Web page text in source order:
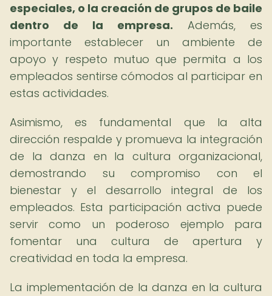
especiales, o la creación de grupos de baile
dentro de la empresa. Además, es
importante establecer un ambiente de
apoyo y respeto mutuo que permita a los
empleados sentirse cómodos al participar en
estas actividades.
Asimismo, es fundamental que la alta
dirección respalde y promueva la integración
de la danza en la cultura organizacional,
demostrando su compromiso con el
bienestar y el desarrollo integral de los
empleados. Esta participación activa puede
servir como un poderoso ejemplo para
fomentar una cultura de apertura y
creatividad en toda la empresa.
La implementación de la danza en la cultura